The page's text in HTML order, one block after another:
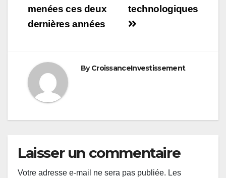
technologiques
menées ces deux
dernières années
ByCroissanceInvestissement
Laisser un commentaire
Votre adresse e-mail ne sera pas publiée. Les